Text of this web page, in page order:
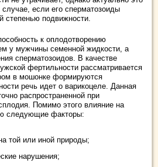
если его сперматозоиды
степенью подвижности.
к оплодотворению
у мужчины семенной жидкости, а
сперматозоидов. В качестве
фертильности рассматривается
в мошонке формируются
речь идет о варикоцеле. Данная
распространенной при
Помимо этого влияние на
следующие факторы:
той или иной природы;
нарушения;